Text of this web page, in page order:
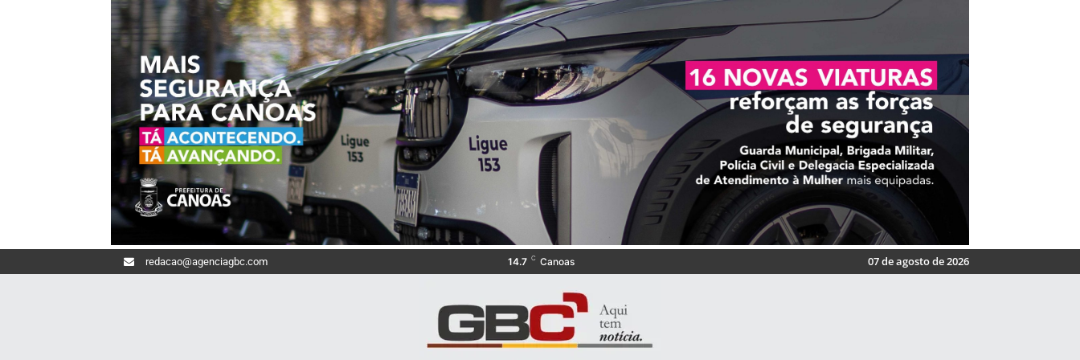
redacao@agenciagbc.com 14.7 C Canoas 07 de agosto de 2026